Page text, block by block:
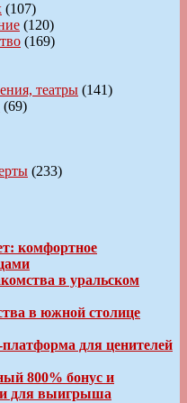
(107)
(120)
(169)
театры (141)
(69)
(233)
комфортное
в уральском
в южной столице
для ценителей
800% бонус и
для выигрыша